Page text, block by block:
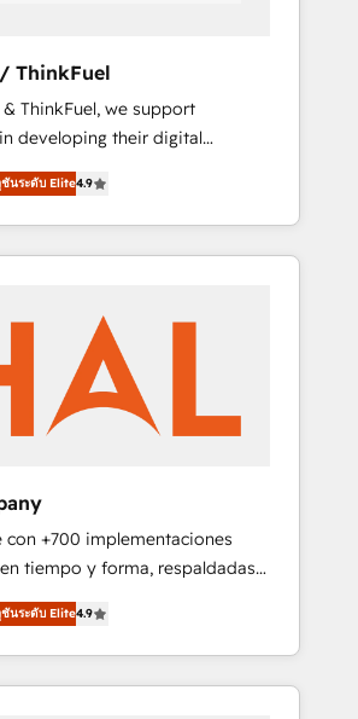
&
Custom AI agents Revenue
ThinkFuel
ThinkFuel, we support
developing their digital
leveraging technologies and
marketing and sales
generate growth. Our offer
to Operations. We
web design, sales &
and digital marketing.
experience working with tech
manufacturers since 2002,
to empowering our clients
and seamless integration of
into your digital
you like support in
inbound marketing strategy?
support tailored to your needs
With 125+ certifications,
the most certified Canadian
นระดับ Elite4.9
con +700 implementaciones
tiempo y forma, respaldadas
de HubSpot y un
Trainers avalados por
Acompañamos a las
cada etapa de su crecimiento
นระดับ Elite4.9